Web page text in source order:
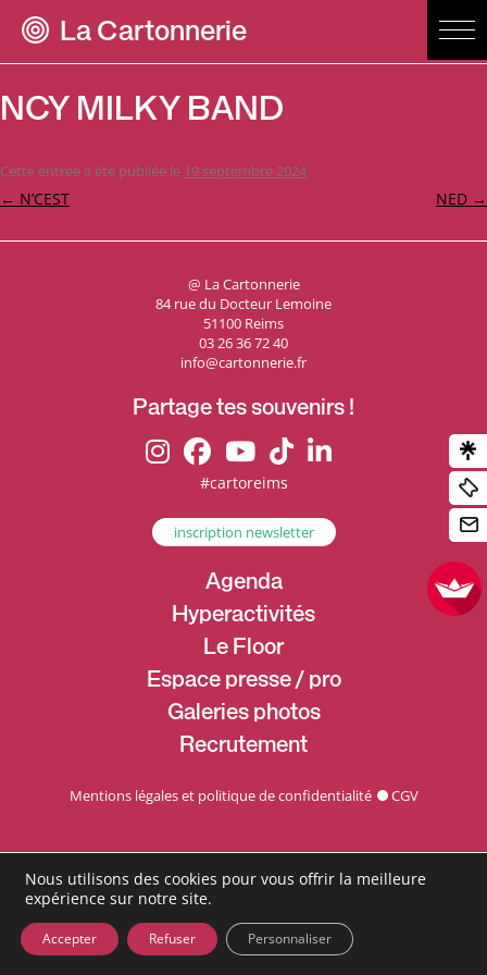
La Cartonnerie
NCY MILKY BAND
Cette entrée a été publiée le 19 septembre 2024 .
Navigation
← N’CEST NED →
@ La Cartonnerie
84 rue du Docteur Lemoine
51100 Reims
03 26 36 72 40
info@cartonnerie.fr
Partage tes souvenirs !
#cartoreims
inscription newsletter
Agenda
Hyperactivités
Le Floor
Espace presse / pro
Galeries photos
Recrutement
Mentions légales et politique de confidentialité CGV
Nous utilisons des cookies pour vous offrir la meilleure
expérience sur notre site.
Accepter Refuser Personnaliser